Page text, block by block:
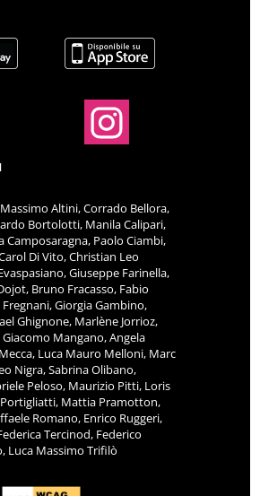
Altini, Corrado Bellora,
Bortolotti, Manila Calipari,
Camposaragna, Paolo Ciambi,
Di Vito, Christian Leo
Giuseppe Farinella,
Bruno Fracasso, Fabio
Giorgia Gambino,
Ghignone, Marlène Jorrioz,
Mangano, Angela
Luca Mauro Melloni, Marc
Nigra, Sabrina Olibano,
Peloso, Maurizio Pitti, Loris
Mattia Pramotton,
Romano, Enrico Ruggeri,
Tercinod, Federico
Luca Massimo Trifilò